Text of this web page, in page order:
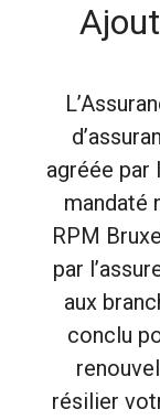
agréée par
mandaté
RPM
par
aux
conclu
résilier